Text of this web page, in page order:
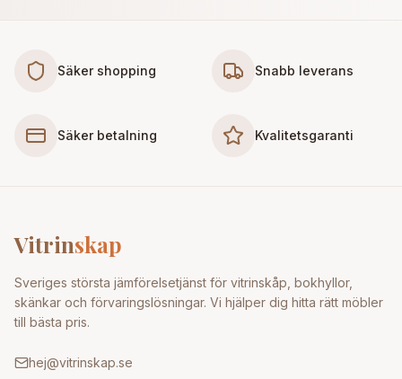
Säker shopping Snabb leverans
Säker betalning Kvalitetsgaranti
Vitrinskap
Sveriges största jämförelsetjänst för vitrinskåp, bokhyllor,
skänkar och förvaringslösningar. Vi hjälper dig hitta rätt möbler
till bästa pris.
hej@vitrinskap.se